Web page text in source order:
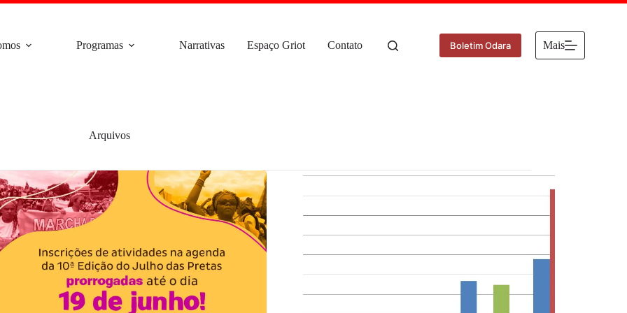
Programas Narrativas Espaço Griot Contato Boletim Odara Mais
Arquivos